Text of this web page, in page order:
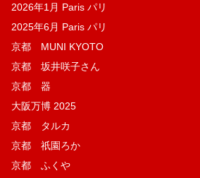
2026年1月 Paris パリ
2025年6月 Paris パリ
京都 MUNI KYOTO
京都 坂井咲子さん
京都 器
大阪万博 2025
京都 タルカ
京都 祇園ろか
京都 ふくや